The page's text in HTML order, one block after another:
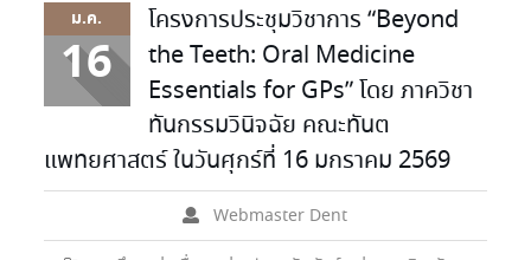
ม.ค.
16
โครงการประชุมวิชาการ “Beyond
the Teeth: Oral Medicine
Essentials for GPs” โดย ภาควิชา
ทันกรรมวินิจฉัย คณะทันต
แพทยศาสตร์ ในวันศุกร์ที่ 16 มกราคม 2569
Webmaster Dent